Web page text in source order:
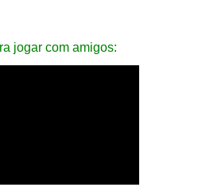
jogar com amigos: